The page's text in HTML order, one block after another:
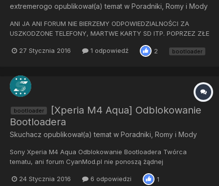
extremerogo opublikował(a) temat w Poradniki, Romy i Mody
ANI JA ANI FORUM NIE BIERZEMY ODPOWIEDZIALNOŚCI ZA
USZKODZONE TELEFONY, MARTWE KARTY SD ITP. POPRZEZ ZŁE
ODPOWIEDZIALNOŚĆ! Odblokowanie bootloadera wiąże się z
27 Stycznia 2016 1 odpowiedź 2 bootloader
bootloader
[Xperia M4 Aqua] Odblokowanie
Bootloadera
Skuchacz opublikował(a) temat w Poradniki, Romy i Mody
Sony Xperia M4 Aqua Odblokowanie Bootloadera Twórca
tematu, ani forum CyanMod.pl nie ponoszą żądnej
odpowiedzialność! Odblokowanie bootloadera spowoduje utratę
24 Stycznia 2016 6 odpowiedzi 1